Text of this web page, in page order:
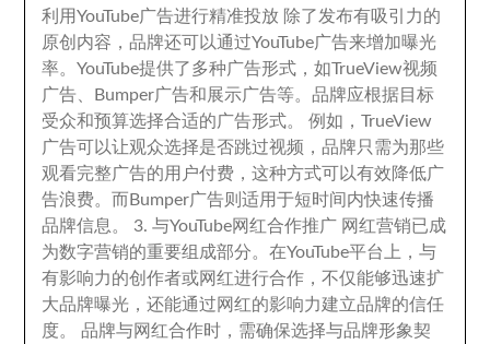
利用YouTube广告进行精准投放 除了发布有吸引力的
原创内容 ，品牌还可以通过YouTube广告来增加曝光
率。YouTube提供了多种广告形式 ，如TrueView视频
广告
Bumper广告和展示广告等。品牌应根据目标
受众和预算选择合适的广告形式。例如 ，TrueView
广告可以让观众选择是否跳过视频 ，品牌只需为那些
观看完整广告的用户付费 ，这种方式可以有效降低广
告浪费。 而Bumper广告则适用于短时间内快速传播
品牌信息 。 3.与YouTube网红合作推广 网红营销已成
为数字营销的重要组成部分。在YouTube平台上 ，与
有影响力的创作者或网红进行合作 ，不仅能够迅速扩
大品牌曝光 ，还能通过网红的影响力建立品牌的信任
度。品牌与网红合作时 ， 需确保选择与品牌形象契